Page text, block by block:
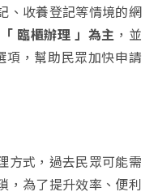
、收養登記等情境的網
臨櫃辦理 」為主 ，並
項，幫助民眾加快申請
方式，過去民眾可能需
，為了提升效率、便利